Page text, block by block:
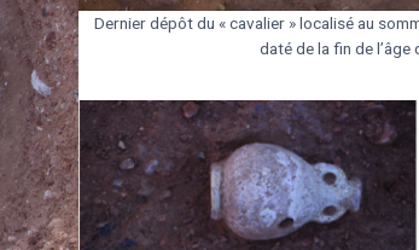
Dernier dépôt du « cavalier » localisé au
daté de la fin de l’âge